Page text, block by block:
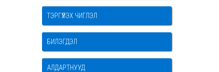
ТЭРГҮҮЛЭХ ЧИГЛЭЛ
БИЛЭГДЭЛ
АЛДАРТНУУД